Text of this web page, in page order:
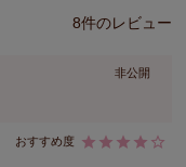
8
非公開